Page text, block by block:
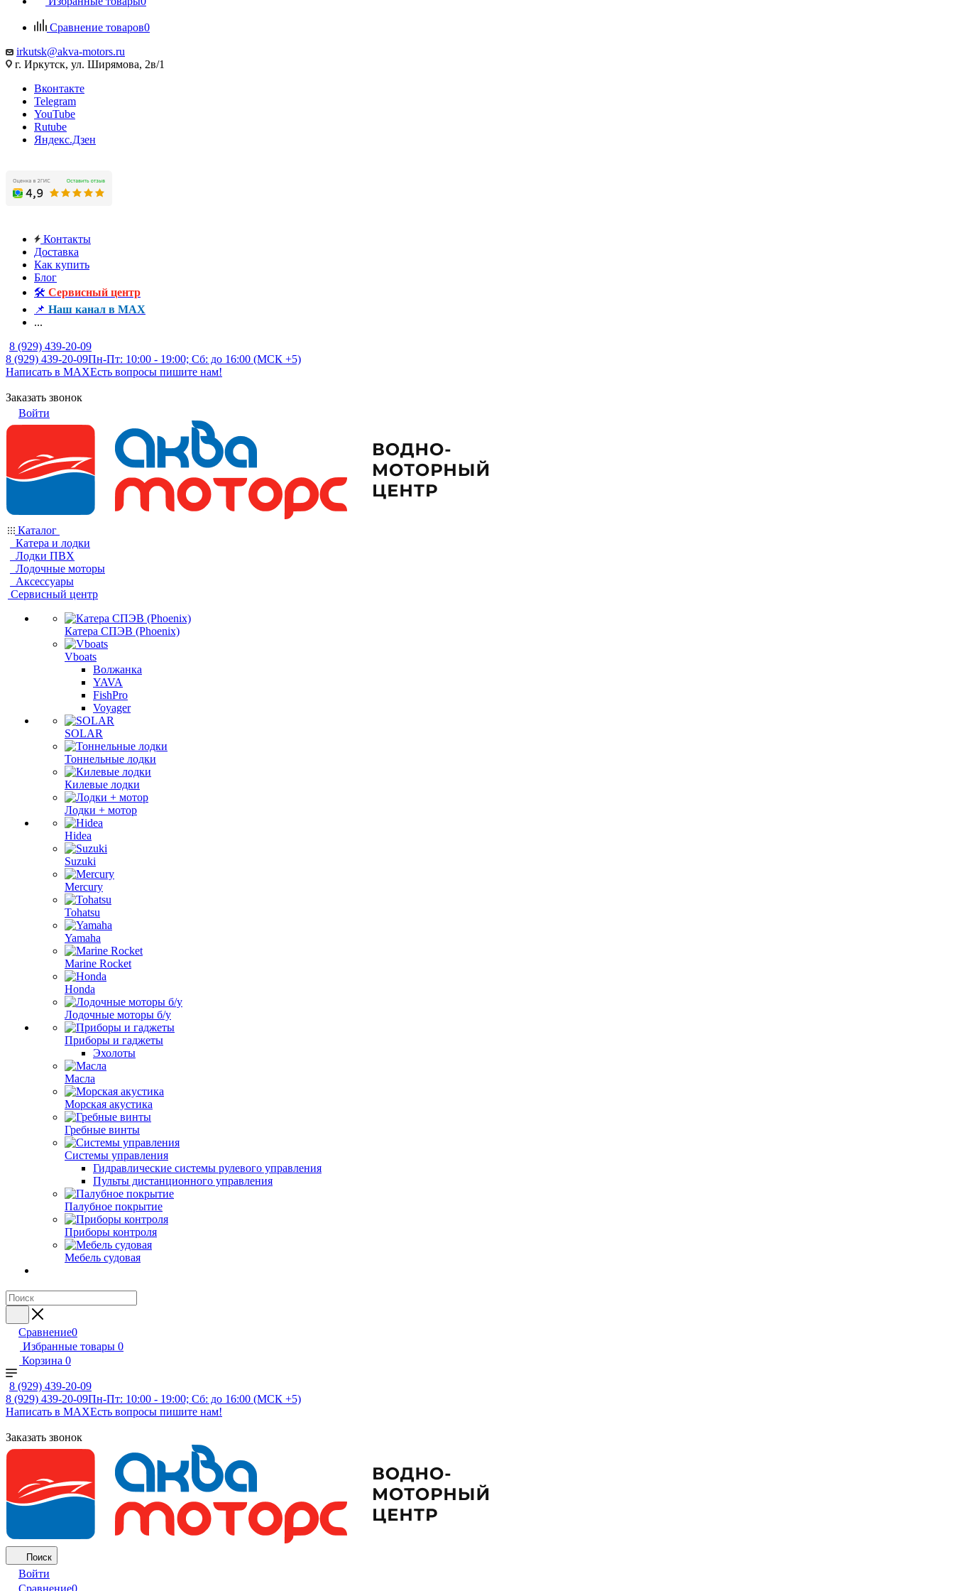
Сравнение товаров0
irkutsk@akva-motors.ru
г. Иркутск, ул. Ширямова, 2в/1
Вконтакте
Telegram
YouTube
Rutube
Яндекс.Дзен
Контакты
Доставка
Как купить
Блог
🛠️ Сервисный центр
📌 Наш канал в MAX
...
8 (929) 439-20-09
8 (929) 439-20-09Пн-Пт: 10:00 - 19:00; Сб: до 16:00 (МСК +5)
Написать в MAXЕсть вопросы пишите нам!
Заказать звонок
Войти
Каталог
Катера и лодки
Лодки ПВХ
Лодочные моторы
Аксессуары
Сервисный центр
Катера СПЭВ (Phoenix)
Vboats
Волжанка
YAVA
FishPro
Voyager
SOLAR
Тоннельные лодки
Килевые лодки
Лодки + мотор
Hidea
Suzuki
Mercury
Tohatsu
Yamaha
Marine Rocket
Honda
Лодочные моторы б/у
Приборы и гаджеты
Эхолоты
Масла
Морская акустика
Гребные винты
Системы управления
Гидравлические системы рулевого управления
Пульты дистанционного управления
Палубное покрытие
Приборы контроля
Мебель судовая
Сравнение0
Избранные товары 0
Корзина 0
8 (929) 439-20-09
8 (929) 439-20-09Пн-Пт: 10:00 - 19:00; Сб: до 16:00 (МСК +5)
Написать в MAXЕсть вопросы пишите нам!
Заказать звонок
Поиск
Войти
Сравнение0